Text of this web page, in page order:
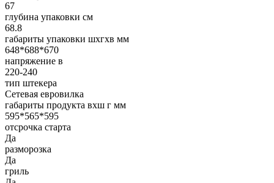
67
глубина упаковки см
68.8
габариты упаковки шxгxв мм
648*688*670
напряжение в
220-240
тип штекера
Сетевая евровилка
габариты продукта вхш г мм
595*565*595
отсрочка старта
Да
разморозка
Да
гриль